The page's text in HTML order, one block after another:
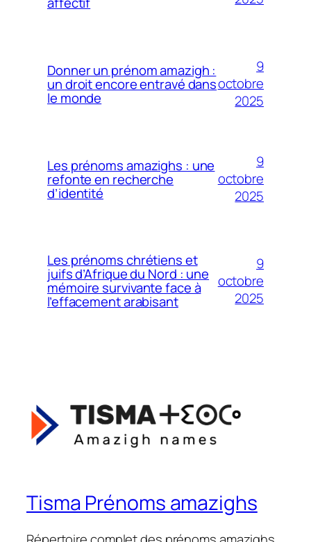
Donner un prénom amazigh :
un droit encore entravé dans
le monde
9
octobre
2025
Les prénoms amazighs : une
refonte en recherche
d’identité
9
octobre
2025
Les prénoms chrétiens et
juifs d’Afrique du Nord : une
mémoire survivante face à
l’effacement arabisant
9
octobre
2025
Tisma Prénoms amazighs